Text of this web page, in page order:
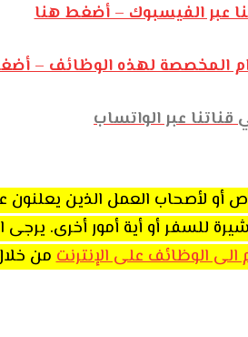
عبر الفيسبوك – أضغط هنا
المخصصة لهذه الوظائف –
عبر الواتساب
أو لأصحاب العمل الذين
للسفر أو أية أمور أخرى. يرجى
الى الوظائف على الإنترنتمن